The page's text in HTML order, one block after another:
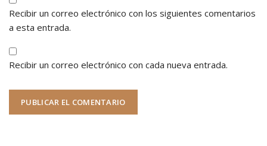
Recibir un correo electrónico con los siguientes comentarios
a esta entrada.
Recibir un correo electrónico con cada nueva entrada.